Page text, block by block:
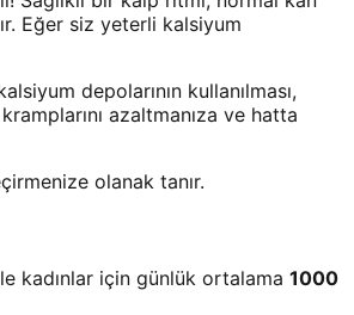
Eğer siz yeterli kalsiyum
depolarının kullanılması,
azaltmanıza ve hatta
olanak tanır.
kadınlar için günlük ortalama 1000